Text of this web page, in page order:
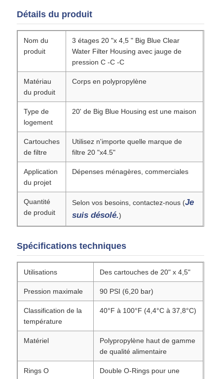
Membrane RO résidentiel
stérilisateur UV de l'eau
Raccords de connexion pour filtre à eau
Membrane industrielle de RO
Logement de membrane de RO
Récipient à pression de FRP
réservoir de saumure pour adoucisseur d'eau
Résine d'échange d'ions
Valve de contrôle du filtre
Électrovanne
manomètre
Débitmètre
Détails du produit
Nom du
produit
3 étages 20 "x 4,5 " Big Blue Clear
Water Filter Housing avec jauge de
pression C -C -C
Matériau
du produit
Corps en polypropylène
Type de
logement
20' de Big Blue Housing est une maison
Cartouches
de filtre
Utilisez n'importe quelle marque de
filtre 20 "x4.5"
Application
du projet
Dépenses ménagères, commerciales
Quantité
de produit
Selon vos besoins, contactez-nous (Je
suis désolé.)
Spécifications techniques
Utilisations Des cartouches de 20" x 4,5"
Pression maximale 90 PSI (6,20 bar)
Classification de la
température
40°F à 100°F (4,4°C à 37,8°C)
Matériel
Polypropylène haut de gamme
de qualité alimentaire
Rings O
Double O-Rings pour une